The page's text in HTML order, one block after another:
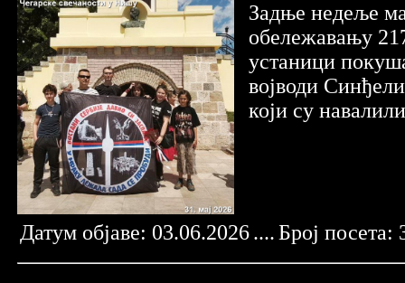
Задње недеље
обележавању
устаници
војводи
који су
Датум објаве: 03.06.2026....Број посета: